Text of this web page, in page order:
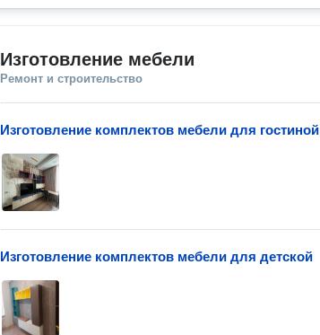
Изготовление мебели
Ремонт и строительство
Изготовление комплектов мебели для гостиной
Изготовление комплектов мебели для детской